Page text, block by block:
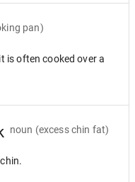
pan)
is often cooked over a
noun (excess chin fat)